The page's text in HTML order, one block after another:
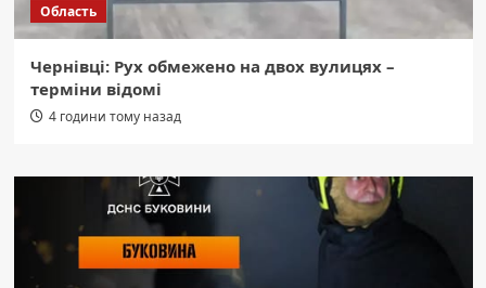
Область
Чернівці: Рух обмежено на двох вулицях –
терміни відомі
4 години тому назад